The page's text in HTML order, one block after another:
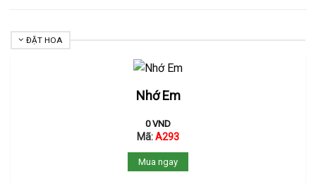
ĐẶT HOA
Nhớ Em
0VND
Mã:A293
Mua ngay